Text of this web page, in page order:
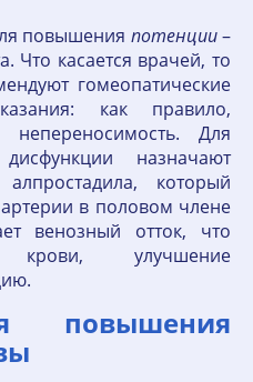
повышения потенции–
Что касается врачей, то
гомеопатические
как правило,
непереносимость. Для
назначают
который
в половом члене
венозный отток, что
улучшение
повышения